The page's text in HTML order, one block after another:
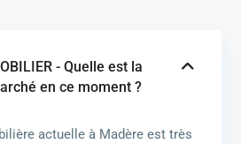
- Quelle est la
en ce moment ?
actuelle à Madère est très